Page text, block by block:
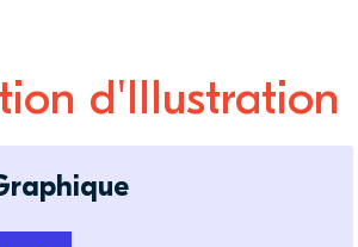
d'Illustration